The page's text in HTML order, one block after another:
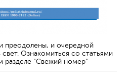
преодолены, и очередной
Ознакомиться со статьями
разделе "Свежий номер"